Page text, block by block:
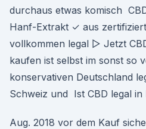
durchaus etwas komisch
Hanf-Extrakt ✓ aus
vollkommen legal ▻ Jetzt
kaufen ist selbst im sonst so
konservativen Deutschland
Schweiz und Ist CBD legal in
Aug. 2018 vor dem Kauf